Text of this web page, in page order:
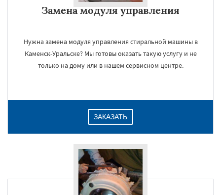
Замена модуля управления
Нужна замена модуля управления стиральной машины в
Каменск-Уральске? Мы готовы оказать такую услугу и не
только на дому или в нашем сервисном центре.
ЗАКАЗАТЬ